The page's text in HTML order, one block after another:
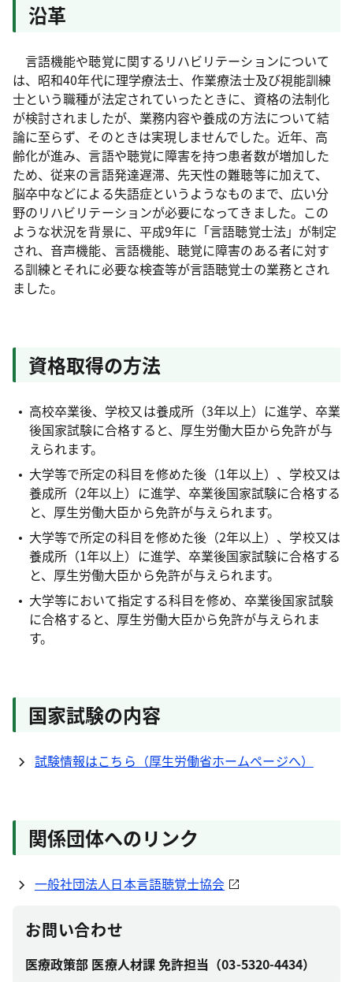
沿革
言語機能や聴覚に関するリハビリテーションについて
は、昭和40年代に理学療法士、作業療法士及び視能訓練
士という職種が法定されていったときに、資格の法制化
が検討されましたが、業務内容や養成の方法について結
論に至らず、そのときは実現しませんでした。近年、高
齢化が進み、言語や聴覚に障害を持つ患者数が増加した
ため、従来の言語発達遅滞、先天性の難聴等に加えて、
脳卒中などによる失語症というようなものまで、広い分
野のリハビリテーションが必要になってきました。この
ような状況を背景に、平成9年に「言語聴覚士法」が制定
され、音声機能、言語機能、聴覚に障害のある者に対す
る訓練とそれに必要な検査等が言語聴覚士の業務とされ
ました。
資格取得の方法
高校卒業後、学校又は養成所（3年以上）に進学、卒業
後国家試験に合格すると、厚生労働大臣から免許が与
えられます。
大学等で所定の科目を修めた後（1年以上）、学校又は
養成所（2年以上）に進学、卒業後国家試験に合格する
と、厚生労働大臣から免許が与えられます。
大学等で所定の科目を修めた後（2年以上）、学校又は
養成所（1年以上）に進学、卒業後国家試験に合格する
と、厚生労働大臣から免許が与えられます。
大学等において指定する科目を修め、卒業後国家試験
に合格すると、厚生労働大臣から免許が与えられま
す。
国家試験の内容
試験情報はこちら（厚生労働省ホームページへ）
関係団体へのリンク
一般社団法人日本言語聴覚士協会
お問い合わせ
医療政策部 医療人材課 免許担当（03-5320-4434）